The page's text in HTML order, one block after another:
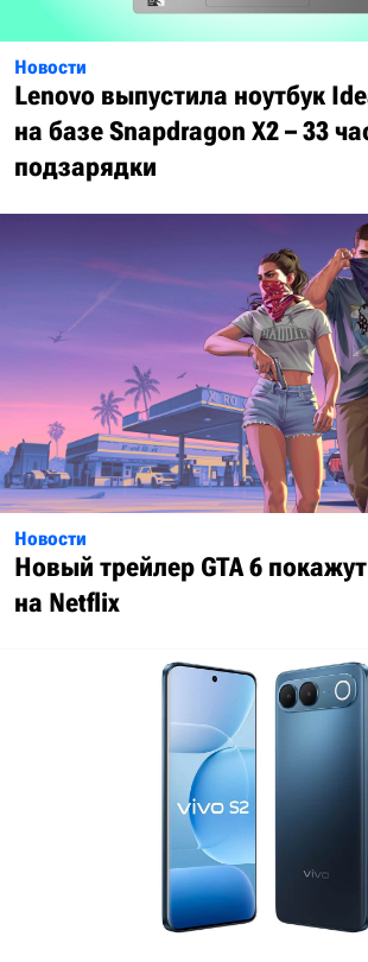
Новости
Lenovo выпустила ноутбук
на базе Snapdragon X2 – 33
подзарядки
Новости
Новый трейлер GTA 6 покажут
на Netflix